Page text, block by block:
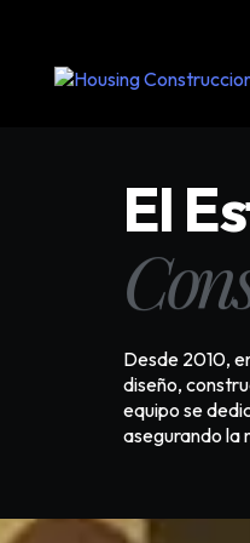
El
Desde 2010,
diseño,
equipo se
asegurando la